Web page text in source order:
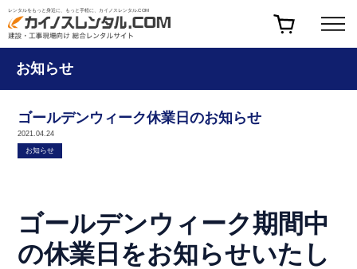
レンタルをもっと身近に、もっと手軽に、カイノスレンタル.COM
お知らせ
ゴールデンウィーク休業日のお知らせ
2021.04.24
お知らせ
ゴールデンウィーク期間中
の休業日をお知らせいたし